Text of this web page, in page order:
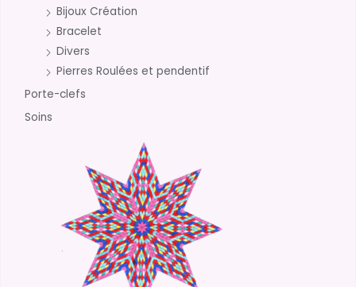
Bijoux Création
Bracelet
Divers
Pierres Roulées et pendentif
Porte-clefs
Soins